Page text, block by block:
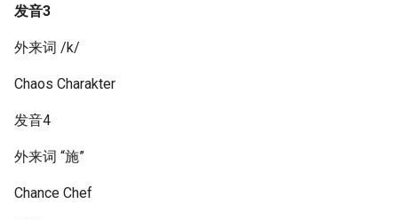
发音3
外来词 /k/
Chaos Charakter
发音4
外来词 “施”
Chance Chef